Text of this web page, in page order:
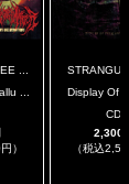
...
...
）
Display Of
CD
2,300
（税込